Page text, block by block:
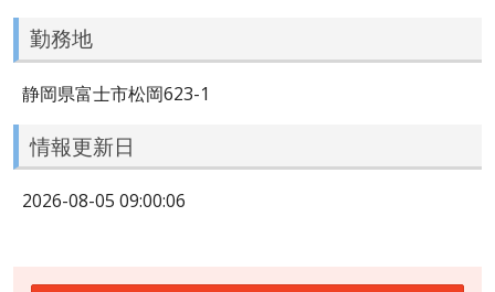
勤務地
静岡県富士市松岡623-1
情報更新日
2026-08-05 09:00:06